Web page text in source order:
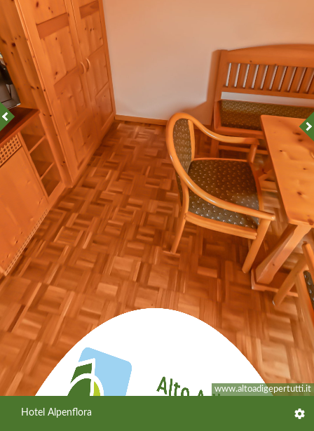
www.altoadigepertutti.it
Hotel Alpenflora